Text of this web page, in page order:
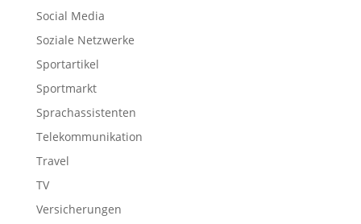
Social Media
Soziale Netzwerke
Sportartikel
Sportmarkt
Sprachassistenten
Telekommunikation
Travel
TV
Versicherungen